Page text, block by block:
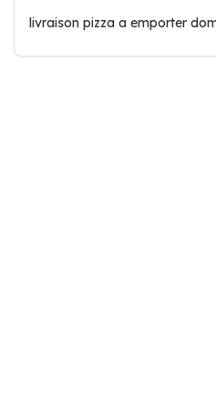
livraison pizza a emporter